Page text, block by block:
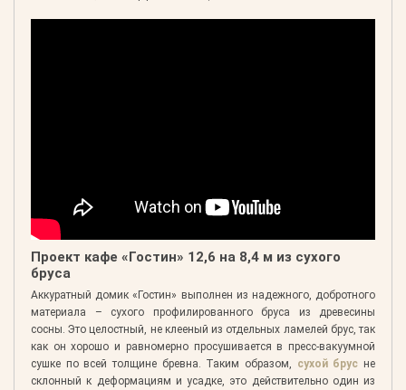
Проект кафе «Гостин» 12,6 на 8,4 м из сухого
бруса
Аккуратный домик «Гостин» выполнен из надежного, добротного
материала – сухого профилированного бруса из древесины
сосны. Это целостный, не клееный из отдельных ламелей брус, так
как он хорошо и равномерно просушивается в пресс-вакуумной
сушке по всей толщине бревна. Таким образом, сухой брус не
склонный к деформациям и усадке, это действительно один из